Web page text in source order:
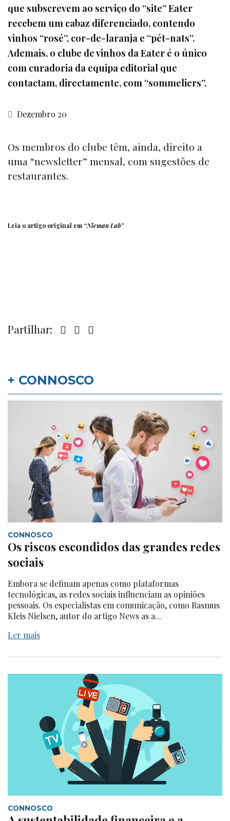
que subscrevem ao serviço do “site” Eater
recebem um cabaz diferenciado, contendo
vinhos “rosé”, cor-de-laranja e “pét-nats”.
Ademais, o clube de vinhos da Eater é o único
com curadoria da equipa editorial que
contactam, directamente, com “sommeliers”.
Dezembro 20
Os membros do clube têm, ainda, direito a
uma “newsletter” mensal, com sugestões de
restaurantes.
Leia o artigo original em “Nieman Lab”
Partilhar:
+ CONNOSCO
CONNOSCO
Os riscos escondidos das grandes redes
sociais
Embora se definam apenas como plataformas
tecnológicas, as redes sociais influenciam as opiniões
pessoais. Os especialistas em comunicação, como Rasmus
Kleis Nielsen, autor do artigo News as a...
Ler mais
CONNOSCO